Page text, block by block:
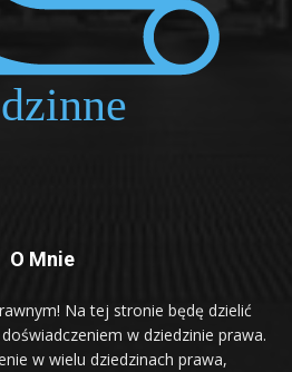
O Mnie
Na tej stronie będę dzielić
w dziedzinie prawa.
w wielu dziedzinach prawa,